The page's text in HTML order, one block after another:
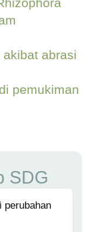
abrasi
pemukiman
SDG
perubahan